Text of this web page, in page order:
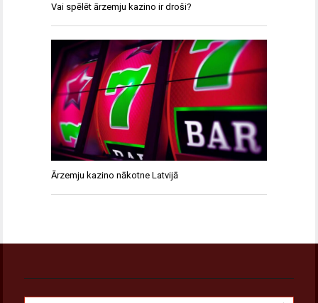
Vai spēlēt ārzemju kazino ir droši?
Ārzemju kazino nākotne Latvijā